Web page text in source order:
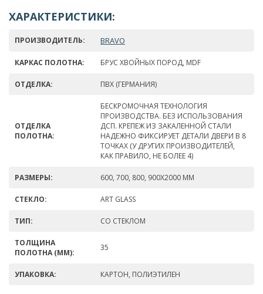
ХАРАКТЕРИСТИКИ:
ПРОИЗВОДИТЕЛЬ: BRAVO
КАРКАС ПОЛОТНА: БРУС ХВОЙНЫХ ПОРОД, MDF
ОТДЕЛКА: ПВХ (ГЕРМАНИЯ)
ОТДЕЛКА
ПОЛОТНА:
БЕСКРОМОЧНАЯ ТЕХНОЛОГИЯ
ПРОИЗВОДСТВА. БЕЗ ИСПОЛЬЗОВАНИЯ
ДСП. КРЕПЕЖ ИЗ ЗАКАЛЕННОЙ СТАЛИ
НАДЕЖНО ФИКСИРУЕТ ДЕТАЛИ ДВЕРИ В 8
ТОЧКАХ (У ДРУГИХ ПРОИЗВОДИТЕЛЕЙ,
КАК ПРАВИЛО, НЕ БОЛЕЕ 4)
РАЗМЕРЫ: 600, 700, 800, 900Х2000 ММ
СТЕКЛО: ART GLASS
ТИП: СО СТЕКЛОМ
ТОЛЩИНА
ПОЛОТНА (ММ):
35
УПАКОВКА: КАРТОН, ПОЛИЭТИЛЕН